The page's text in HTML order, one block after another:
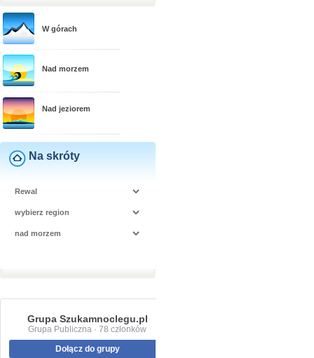
W górach
Nad morzem
Nad jeziorem
Na skróty
Grupa Szukamnoclegu.pl
Grupa Publiczna · 78 członków
Dołącz do grupy